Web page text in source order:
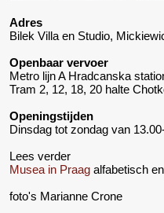
Adres
Bilek Villa en Studio,
Openbaar vervoer
Metro lijn A Hradcanska
Tram 2, 12, 18, 20 halte
Openingstijden
Dinsdag tot zondag van
Lees verder
Musea in Praag alfabetisch
foto's Marianne Crone